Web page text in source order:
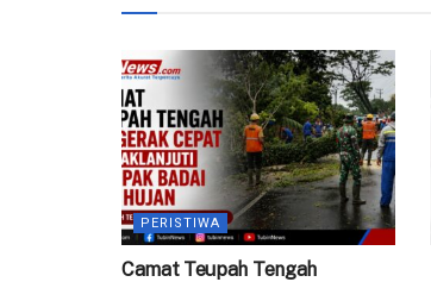
PERISTIWA
Camat Teupah Tengah